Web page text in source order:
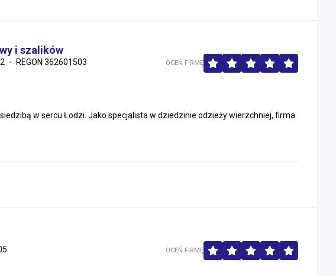
i szalików
REGON 362601503
w sercu Łodzi. Jako specjalista w dziedzinie odzieży wierzchniej, firma
OCEŃ FIRMĘ
OCEŃ FIRMĘ